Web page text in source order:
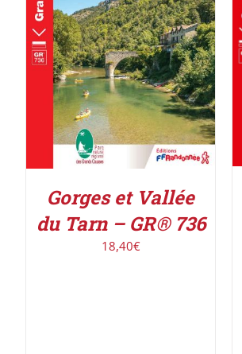
AJOUTER AU PANIER
/
DÉTAILS
Gorges et Vallée
du Tarn – GR® 736
18,40€